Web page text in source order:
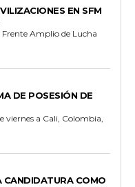
EN SFM
Frente Amplio de Lucha
DE POSESIÓN DE
viernes a Cali, Colombia,
CANDIDATURA COMO